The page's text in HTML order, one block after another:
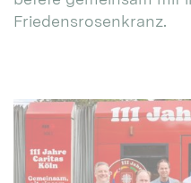
Friedensrosenkranz.